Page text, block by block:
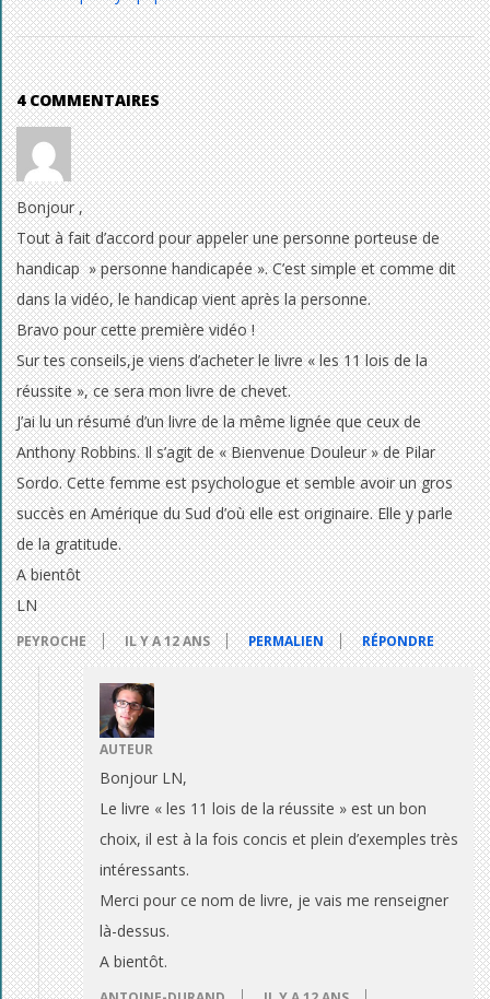
o
n
n
e
p
o
r
t
e
u
s
e
d
’
u
n
h
a
n
d
i
c
4 COMMENTAIRES
Bonjour ,
Tout à fait d’accord pour appeler une personne porteuse de
handicap » personne handicapée ». C’est simple et comme dit
dans la vidéo, le handicap vient après la personne.
Bravo pour cette première vidéo !
Sur tes conseils,je viens d’acheter le livre « les 11 lois de la
réussite », ce sera mon livre de chevet.
J’ai lu un résumé d’un livre de la même lignée que ceux de
Anthony Robbins. Il s’agit de « Bienvenue Douleur » de Pilar
Sordo. Cette femme est psychologue et semble avoir un gros
succès en Amérique du Sud d’où elle est originaire. Elle y parle
de la gratitude.
A bientôt
LN
PEYROCHE IL Y A 12 ANS PERMALIEN RÉPONDRE
AUTEUR
Bonjour LN,
Le livre « les 11 lois de la réussite » est un bon
choix, il est à la fois concis et plein d’exemples très
intéressants.
Merci pour ce nom de livre, je vais me renseigner
là-dessus.
A bientôt.